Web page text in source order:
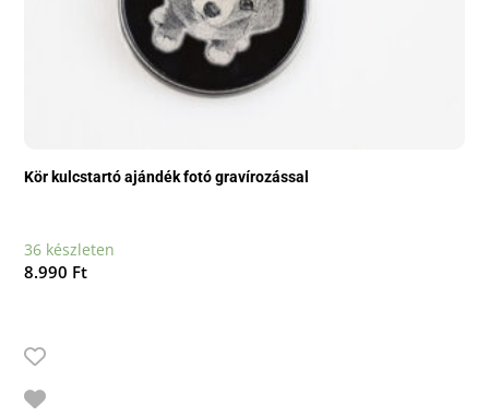
Kör kulcstartó ajándék fotó gravírozással
36 készleten
8.990 Ft